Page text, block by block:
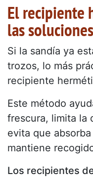
El recipiente
las
Si la sandía ya
trozos, lo más
recipiente
Este método
frescura, limita la
evita que
mantiene
Los recipientes